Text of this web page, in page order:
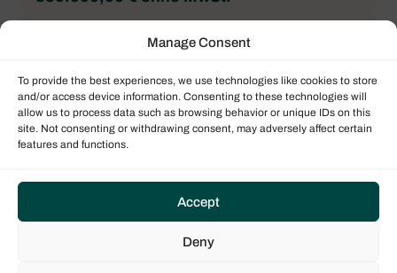
Manage Consent
To provide the best experiences, we use technologies like cookies to store
and/or access device information. Consenting to these technologies will
allow us to process data such as browsing behavior or unique IDs on this
site. Not consenting or withdrawing consent, may adversely affect certain
features and functions.
Accept
Deny
Bootsmodell
Bali 4.5
Architekt
Xavier Fay